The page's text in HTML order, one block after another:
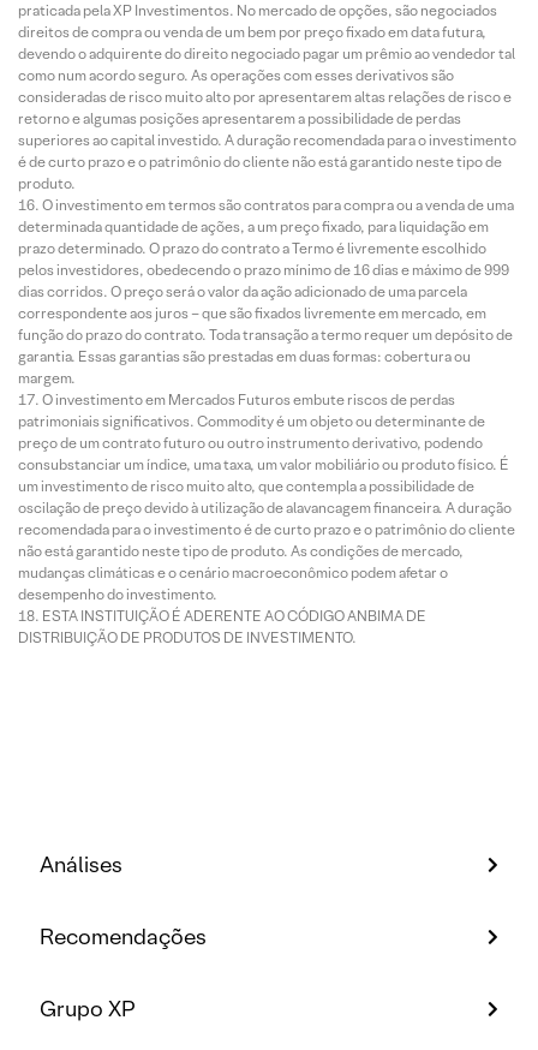
praticada pela XP Investimentos. No mercado de opções, são negociados
direitos de compra ou venda de um bem por preço fixado em data futura,
devendo o adquirente do direito negociado pagar um prêmio ao vendedor tal
como num acordo seguro. As operações com esses derivativos são
consideradas de risco muito alto por apresentarem altas relações de risco e
retorno e algumas posições apresentarem a possibilidade de perdas
superiores ao capital investido. A duração recomendada para o investimento
é de curto prazo e o patrimônio do cliente não está garantido neste tipo de
produto.
O investimento em termos são contratos para compra ou a venda de uma
determinada quantidade de ações, a um preço fixado, para liquidação em
prazo determinado. O prazo do contrato a Termo é livremente escolhido
pelos investidores, obedecendo o prazo mínimo de 16 dias e máximo de 999
dias corridos. O preço será o valor da ação adicionado de uma parcela
correspondente aos juros – que são fixados livremente em mercado, em
função do prazo do contrato. Toda transação a termo requer um depósito de
garantia. Essas garantias são prestadas em duas formas: cobertura ou
margem.
O investimento em Mercados Futuros embute riscos de perdas
patrimoniais significativos. Commodity é um objeto ou determinante de
preço de um contrato futuro ou outro instrumento derivativo, podendo
consubstanciar um índice, uma taxa, um valor mobiliário ou produto físico. É
um investimento de risco muito alto, que contempla a possibilidade de
oscilação de preço devido à utilização de alavancagem financeira. A duração
recomendada para o investimento é de curto prazo e o patrimônio do cliente
não está garantido neste tipo de produto. As condições de mercado,
mudanças climáticas e o cenário macroeconômico podem afetar o
desempenho do investimento.
ESTA INSTITUIÇÃO É ADERENTE AO CÓDIGO ANBIMA DE
DISTRIBUIÇÃO DE PRODUTOS DE INVESTIMENTO.
Análises
Recomendações
Grupo XP